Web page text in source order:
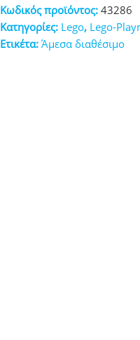
Κωδικός προϊόντος: 43286
Κατηγορίες: Lego, Lego-
Ετικέτα: Άμεσα διαθέσιμο